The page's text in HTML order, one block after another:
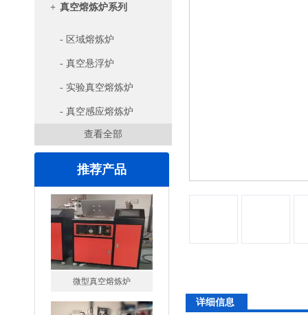
+ 真空熔炼炉系列
- 区域熔炼炉
- 真空悬浮炉
- 实验真空熔炼炉
- 真空感应熔炼炉
查看全部
推荐产品
微型真空熔炼炉
详细信息